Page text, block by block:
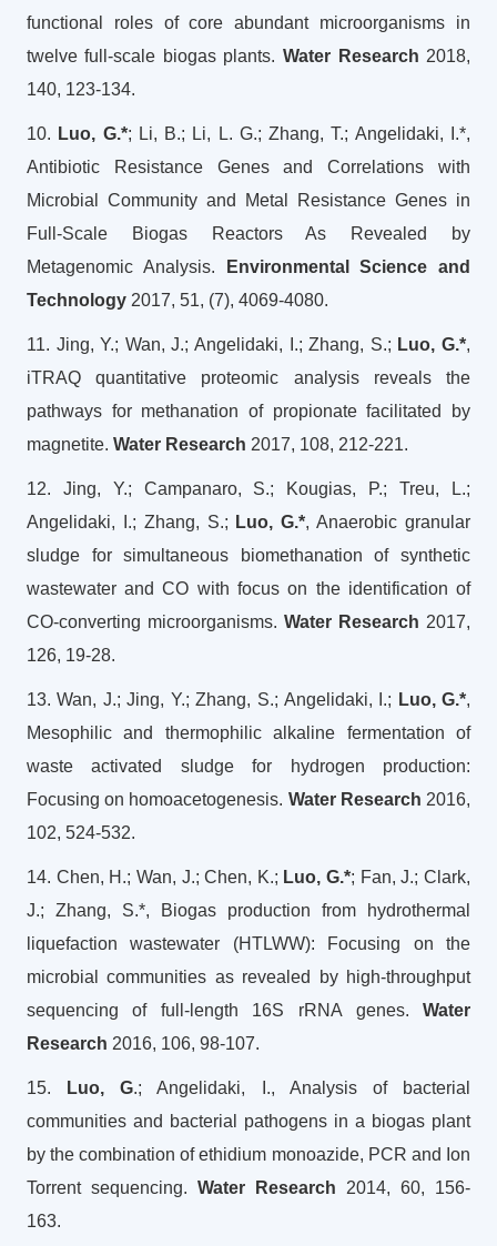
functional roles of core abundant microorganisms in
twelve full-scale biogas plants.Water Research 2018,
140, 123-134.
10. Luo, G.*; Li, B.; Li, L. G.; Zhang, T.; Angelidaki, I.*,
Antibiotic Resistance Genes and Correlations with
Microbial Community and Metal Resistance Genes in
Full-Scale Biogas Reactors As Revealed by
Metagenomic Analysis.
Environmental Science and
Technology2017, 51, (7), 4069-4080.
11. Jing, Y.; Wan, J.; Angelidaki, I.; Zhang, S.; Luo, G.*,
iTRAQ quantitative proteomic analysis reveals the
pathways for methanation of propionate facilitated by
magnetite. Water Research 2017, 108, 212-221.
12. Jing, Y.; Campanaro, S.; Kougias, P.; Treu, L.;
Angelidaki, I.; Zhang, S.; Luo, G.*, Anaerobic granular
sludge for simultaneous biomethanation of synthetic
wastewater and CO with focus on the identification of
CO-converting microorganisms. Water Research 2017,
126, 19-28.
13. Wan, J.; Jing, Y.; Zhang, S.; Angelidaki, I.; Luo, G.*,
Mesophilic and thermophilic alkaline fermentation of
waste activated sludge for hydrogen production:
Focusing on homoacetogenesis. Water Research 2016,
102, 524-532.
14. Chen, H.; Wan, J.; Chen, K.; Luo, G.*; Fan, J.; Clark,
J.; Zhang, S.*, Biogas production from hydrothermal
liquefaction wastewater (HTLWW): Focusing on the
microbial communities as revealed by high-throughput
sequencing of full-length 16S rRNA genes. Water
Research 2016, 106, 98-107.
15. Luo, G.; Angelidaki, I., Analysis of bacterial
communities and bacterial pathogens in a biogas plant
by the combination of ethidium monoazide, PCR and Ion
Torrent sequencing. Water Research 2014, 60, 156-
163.